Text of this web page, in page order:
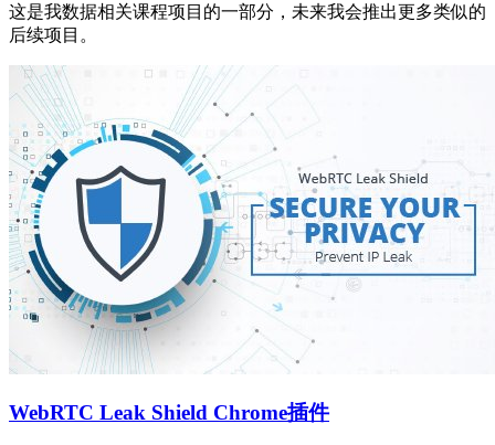
这是我数据相关课程项目的一部分，未来我会推出更多类似的
后续项目。
WebRTC Leak Shield Chrome插件